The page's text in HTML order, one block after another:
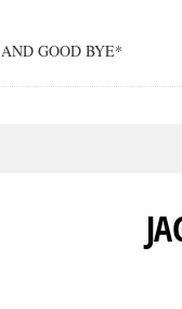
GOOD BYE*